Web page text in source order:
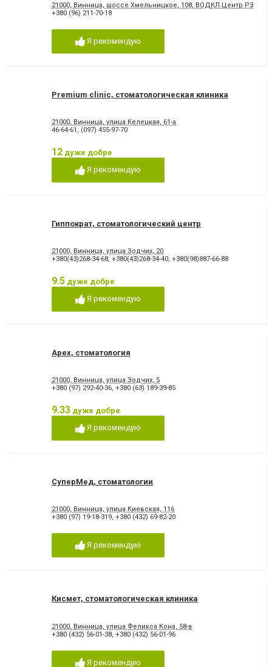
21000, Винница, шоссе Хмельницкое, 108, ВОДКЛ Центр РЗДН,
+380 (96) 211-70-18
Я рекомендую
Premium clinic, стоматологическая клиника
21000, Винница, улица Келецкая, 61-а
46-64-61 , (097) 455-97-70
12 дуже добре
Я рекомендую
Гиппократ, стоматологический центр
21000, Винница, улица Зодчих, 20
+380(43)268-34-68, +380(43)268-34-40, +380(98)887-66-88
9.5 дуже добре
Я рекомендую
Apex, стоматология
21000, Винница, улица Зодчих, 5
+380 (97) 292-40-36, +380 (63) 189-39-85
9.33 дуже добре
Я рекомендую
СуперМед, стоматологии
21000, Винница, улица Киевская, 116
+380 (97) 19-18-319, +380 (432) 69-82-20
Я рекомендую
Кисмет, стоматологическая клиника
21000, Винница, улица Феликса Кона, 58-а
+380 (432) 56-01-38 +380 (432) 56-01-96
Я рекомендую